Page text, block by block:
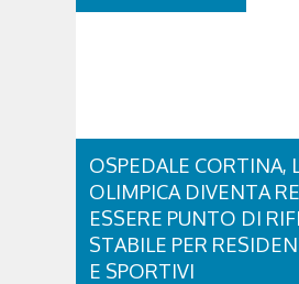
OSPEDALE CORTINA,
OLIMPICA DIVENTA
ESSERE PUNTO DI
STABILE PER
E SPORTIVI